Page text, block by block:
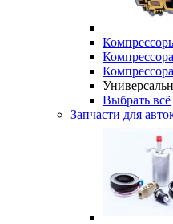
Выбрать всё
Запчасти для